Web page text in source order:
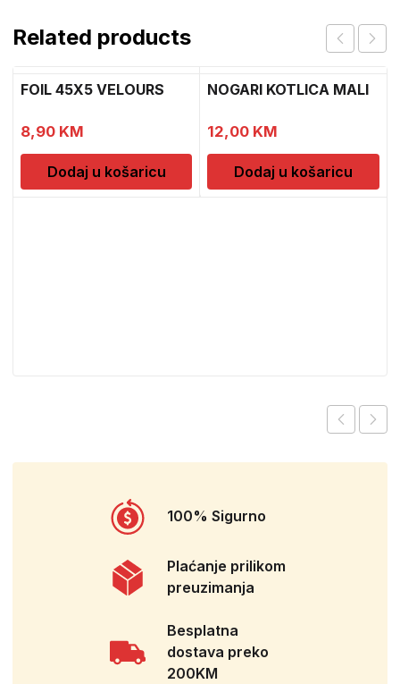
Related products
FOIL 45X5 VELOURS
8,90 KM
Dodaj u košaricu
NOGARI KOTLICA MALI
12,00 KM
Dodaj u košaricu
100% Sigurno
Plaćanje prilikom
preuzimanja
Besplatna
dostava preko
200KM